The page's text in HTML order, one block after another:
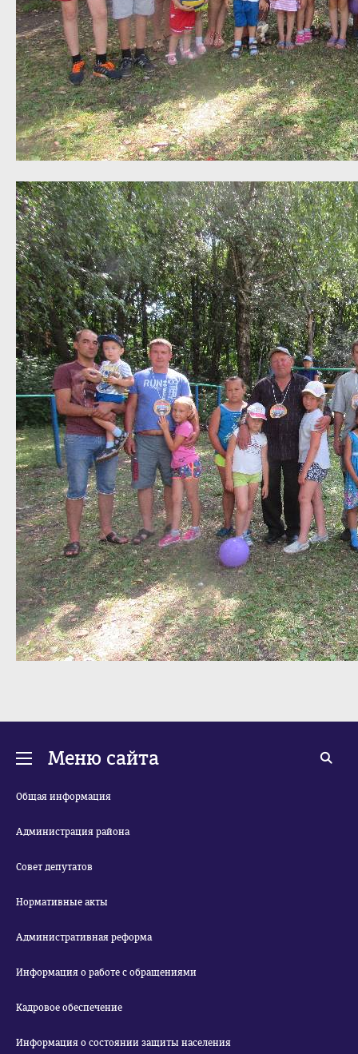
Меню сайта
Общая информация
Администрация района
Совет депутатов
Нормативные акты
Административная реформа
Информация о работе с обращениями
Кадровое обеспечение
Информация о состоянии защиты населения